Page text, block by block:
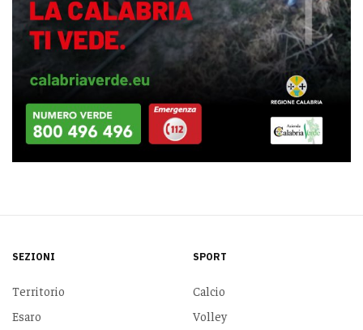
SEZIONI
Territorio
Esaro
SPORT
Calcio
Volley